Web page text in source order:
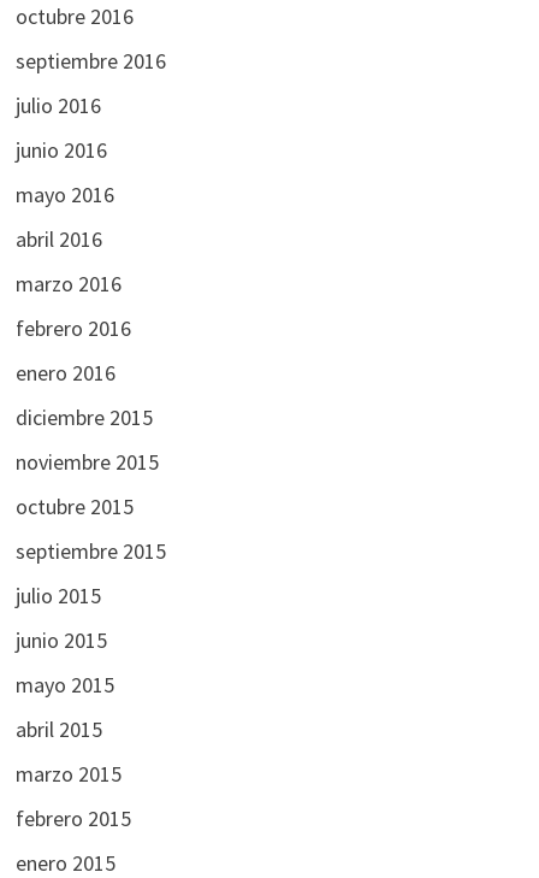
octubre 2016
septiembre 2016
julio 2016
junio 2016
mayo 2016
abril 2016
marzo 2016
febrero 2016
enero 2016
diciembre 2015
noviembre 2015
octubre 2015
septiembre 2015
julio 2015
junio 2015
mayo 2015
abril 2015
marzo 2015
febrero 2015
enero 2015